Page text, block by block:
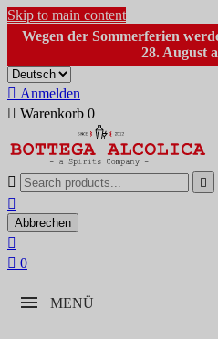
Skip to main content
Wegen der Sommerferien
28. August
 Anmelden
 Warenkorb 0
 

Abbrechen

 0
MENÜ